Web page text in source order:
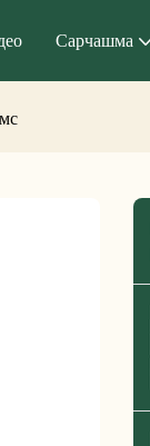
Сарчашма